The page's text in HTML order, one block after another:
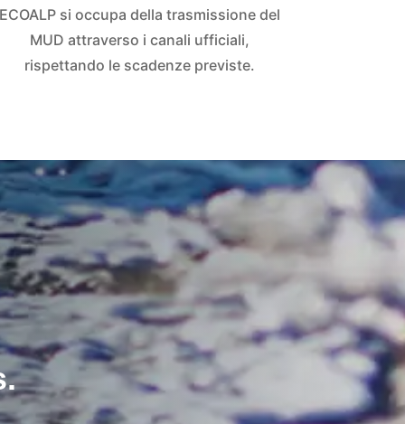
si occupa della trasmissione del
MUD attraverso i canali ufficiali,
rispettando le scadenze previste.